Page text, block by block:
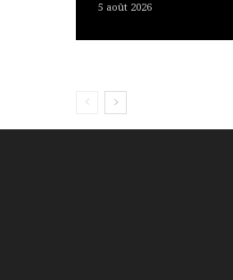
5 août 2026